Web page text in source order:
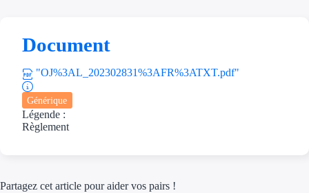
Territoires
Document
"OJ%3AL_202302831%3AFR%3ATXT.pdf"
Générique
Légende :
Règlement
Partagez cet article pour aider vos pairs !